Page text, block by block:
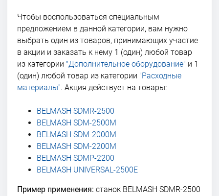
Чтобы воспользоваться специальным
предложением в данной категории, вам нужно
выбрать один из товаров, принимающих участие
в акции и заказать к нему 1 (один) любой товар
из категории "Дополнительное оборудование" и 1
(один) любой товар из категории "Расходные
материалы". Акция действует на товары:
BELMASH SDMR-2500
BELMASH SDM-2500M
BELMASH SDM-2000M
BELMASH SDM-2200M
BELMASH SDMP-2200
BELMASH UNIVERSAL-2500E
Пример применения: станок BELMASH SDMR-2500